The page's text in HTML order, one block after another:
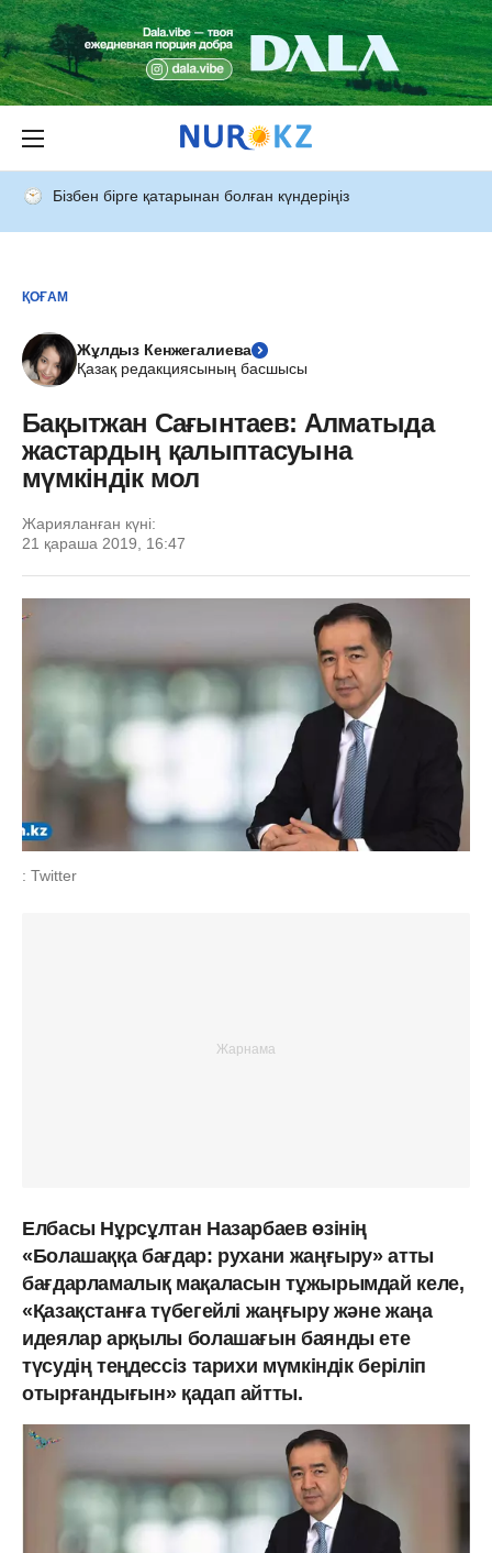
Бізбен бірге қатарынан болған күндеріңіз
ҚОҒАМ
Жұлдыз Кенжегалиева
Қазақ редакциясының басшысы
Бақытжан Сағынтаев: Алматыда
жастардың қалыптасуына
мүмкіндік мол
Жарияланған күні:
21 қараша 2019, 16:47
: Twitter
Елбасы Нұрсұлтан Назарбаев өзінің
«Болашаққа бағдар: рухани жаңғыру» атты
бағдарламалық мақаласын тұжырымдай келе,
«Қазақстанға түбегейлі жаңғыру және жаңа
идеялар арқылы болашағын баянды ете
түсудің теңдессіз тарихи мүмкіндік беріліп
отырғандығын» қадап айтты.